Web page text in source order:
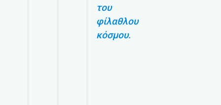
του
φίλαθλου
κόσμου.